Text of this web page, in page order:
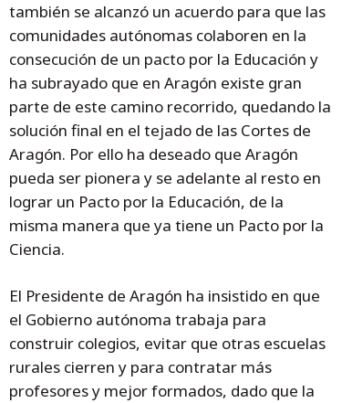
también se alcanzó un acuerdo para que las
comunidades autónomas colaboren en la
consecución de un pacto por la Educación y
ha subrayado que en Aragón existe gran
parte de este camino recorrido, quedando la
solución final en el tejado de las Cortes de
Aragón. Por ello ha deseado que Aragón
pueda ser pionera y se adelante al resto en
lograr un Pacto por la Educación, de la
misma manera que ya tiene un Pacto por la
Ciencia.
El Presidente de Aragón ha insistido en que
el Gobierno autónoma trabaja para
construir colegios, evitar que otras escuelas
rurales cierren y para contratar más
profesores y mejor formados, dado que la